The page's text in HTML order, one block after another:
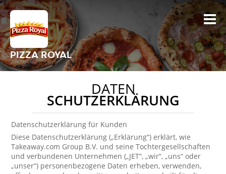
PIZZA ROYAL
DATEN
SCHUTZERKLÄRUNG
Datenschutzerklärung für Kunden
Diese Datenschutzerklärung („Erklärung“) erklärt, wie
Takeaway.com Group B.V. und seine Tochtergesellschaften
und verbundenen Unternehmen („JET“, „wir“, „uns“ oder
„unser“) personenbezogene Daten erheben, verwenden,